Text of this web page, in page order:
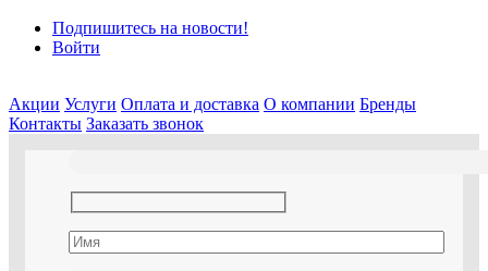
Подпишитесь на новости!
Войти
Акции Услуги Оплата и доставка О компании Бренды
Контакты Заказать звонок